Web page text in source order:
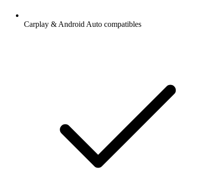
Carplay & Android Auto compatibles